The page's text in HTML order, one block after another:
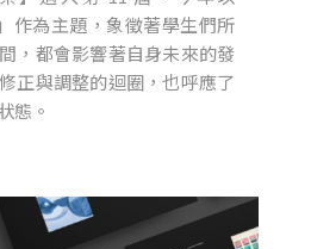
作為主題，象徵著學生們所
，都會影響著自身未來的發
正與調整的迴圈，也呼應了
態。